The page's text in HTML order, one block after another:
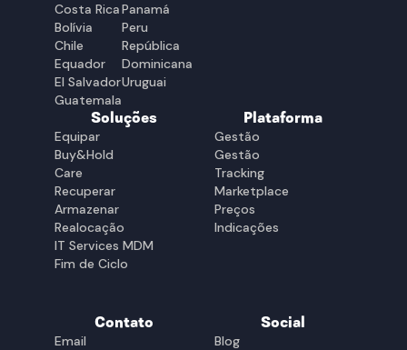
Costa Rica
Bolívia
Chile
Equador
El Salvador
Guatemala
Panamá
Peru
República
Dominicana
Uruguai
Soluções
Equipar
Buy&Hold
Care
Recuperar
Armazenar
Realocação
IT Services MDM
Fim de Ciclo
Plataforma
Gestão
Gestão
Tracking
Marketplace
Preços
Indicações
Contato
Email
Social
Blog